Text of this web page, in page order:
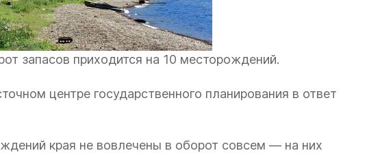
запасов приходится на 10 месторождений.
центре государственного планирования в ответ
края не вовлечены в оборот совсем — на них